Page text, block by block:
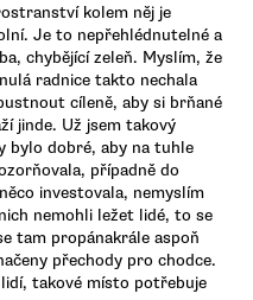
kolem něj je
Je to nepřehlédnutelné a
chybějící zeleň. Myslím, že
radnice takto nechala
cíleně, aby si brňané
jinde. Už jsem takový
bylo dobré, aby na tuhle
případně do
investovala, nemyslím
nemohli ležet lidé, to se
tam propánakrále aspoň
přechody pro chodce.
takové místo potřebuje